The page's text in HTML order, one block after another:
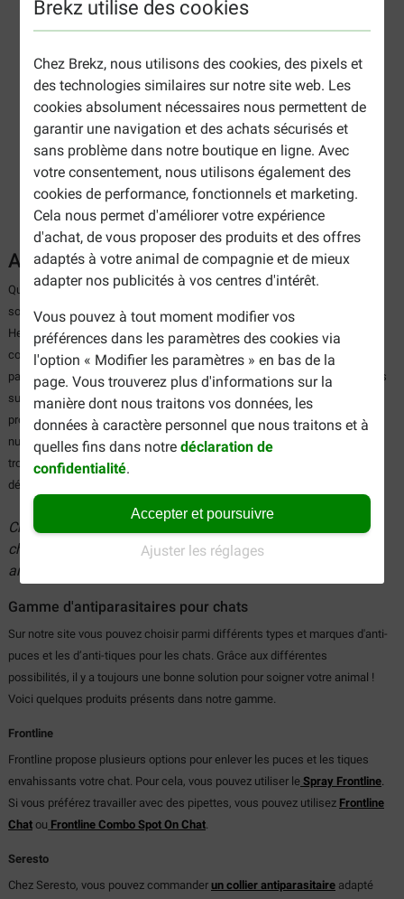
Brekz utilise des cookies
Chez Brekz, nous utilisons des cookies, des pixels et
des technologies similaires sur notre site web. Les
cookies absolument nécessaires nous permettent de
garantir une navigation et des achats sécurisés et
sans problème dans notre boutique en ligne. Avec
votre consentement, nous utilisons également des
cookies de performance, fonctionnels et marketing.
Cela nous permet d'améliorer votre expérience
d'achat, de vous proposer des produits et des offres
adaptés à votre animal de compagnie et de mieux
adapter nos publicités à vos centres d'intérêt.
Vous pouvez à tout moment modifier vos
préférences dans les paramètres des cookies via
l'option « Modifier les paramètres » en bas de la
page. Vous trouverez plus d'informations sur la
manière dont nous traitons vos données, les
données à caractère personnel que nous traitons et à
quelles fins dans notredéclaration de
confidentialité.
Accepter et poursuivre
Ajuster les réglages
Antiparasitaires pour chats
Quel chat n’a jamais été dérangé par des tiques ou des puces ? Les chats
sont des aventuriers et rencontrent beaucoup de parasites en chemin.
Heureusement, il existe de nombreux types d'antiparasitaires pour lutter
contre ces visiteurs désagréables venant embêter votre chat. Ces
parasites sont d’autant plus gênants qu’ils laissent des œufs et des larves
sur la peau de votre chat. Pour éviter que votre animal continue de se
promener avec des démangeaisons, vous pouvez facilement contrôler les
nuisibles avec des antiparasitaires pour chats. Vous pouvez facilement
trouver sur notre site Web en ligne tout ce qu’il vous faudra pour vous
débarasser de ces indésirables.
Chez Brekz, vous trouverez tous les antiparasitaires pour
chats à prix réduits alors n’hésitez plus et commandez un
anti-puce, anti-tique ou anti-poux pour votre chat !
Gamme d'antiparasitaires pour chats
Sur notre site vous pouvez choisir parmi différents types et marques d'anti-
puces et les d’anti-tiques pour les chats. Grâce aux différentes
possibilités, il y a toujours une bonne solution pour soigner votre animal !
Voici quelques produits présents dans notre gamme.
Frontline
Frontline propose plusieurs options pour enlever les puces et les tiques
envahissants votre chat. Pour cela, vous pouvez utiliser le Spray Frontline.
Si vous préférez travailler avec des pipettes, vous pouvez utilisez Frontline
Chat ou Frontline Combo Spot On Chat.
Seresto
Chez Seresto, vous pouvez commander un collier antiparasitaire adapté